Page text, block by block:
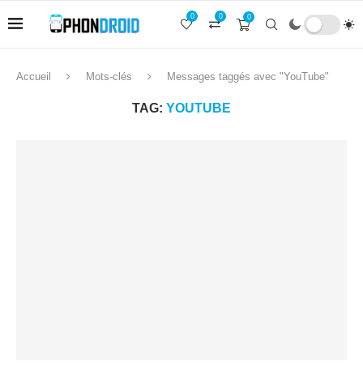
0
0
0
Accueil Mots-clés Messages taggés avec "YouTube"
TAG: YOUTUBE